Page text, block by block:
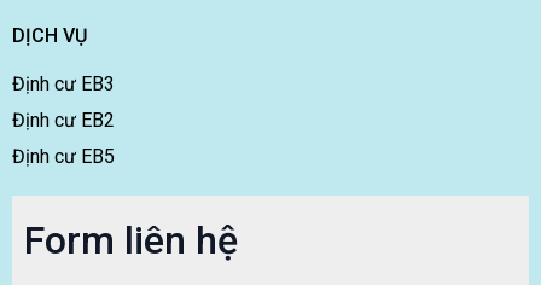
DỊCH VỤ
Định cư EB3
Định cư EB2
Định cư EB5
Form liên hệ